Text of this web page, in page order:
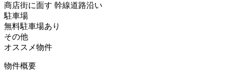
商店街に面す 幹線道路沿い
駐車場
無料駐車場あり
その他
オススメ物件
物件概要